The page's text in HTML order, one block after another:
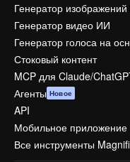
Генератор
Генератор видео ИИ
Генератор голоса на
Стоковый контент
MCP для Claude/
Агенты Новое
API
Мобильное приложение
Все инструменты